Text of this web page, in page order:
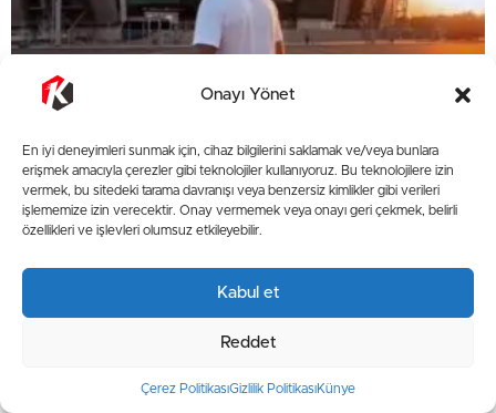
Onayı Yönet
En iyi deneyimleri sunmak için, cihaz bilgilerini saklamak ve/veya bunlara
erişmek amacıyla çerezler gibi teknolojiler kullanıyoruz. Bu teknolojilere izin
vermek, bu sitedeki tarama davranışı veya benzersiz kimlikler gibi verileri
işlememize izin verecektir. Onay vermemek veya onayı geri çekmek, belirli
özellikleri ve işlevleri olumsuz etkileyebilir.
Kabul et
Reddet
Çerez PolitikasıGizlilik PolitikasıKünye
Benhur Keser, Kayserispor’a dönüşünü duyurdu
Güncellenme - Mayıs 21, 2026 19:29
Yayınlanma - Mayıs 21, 2026 19:29
Kayserili Sporcular, Goalball